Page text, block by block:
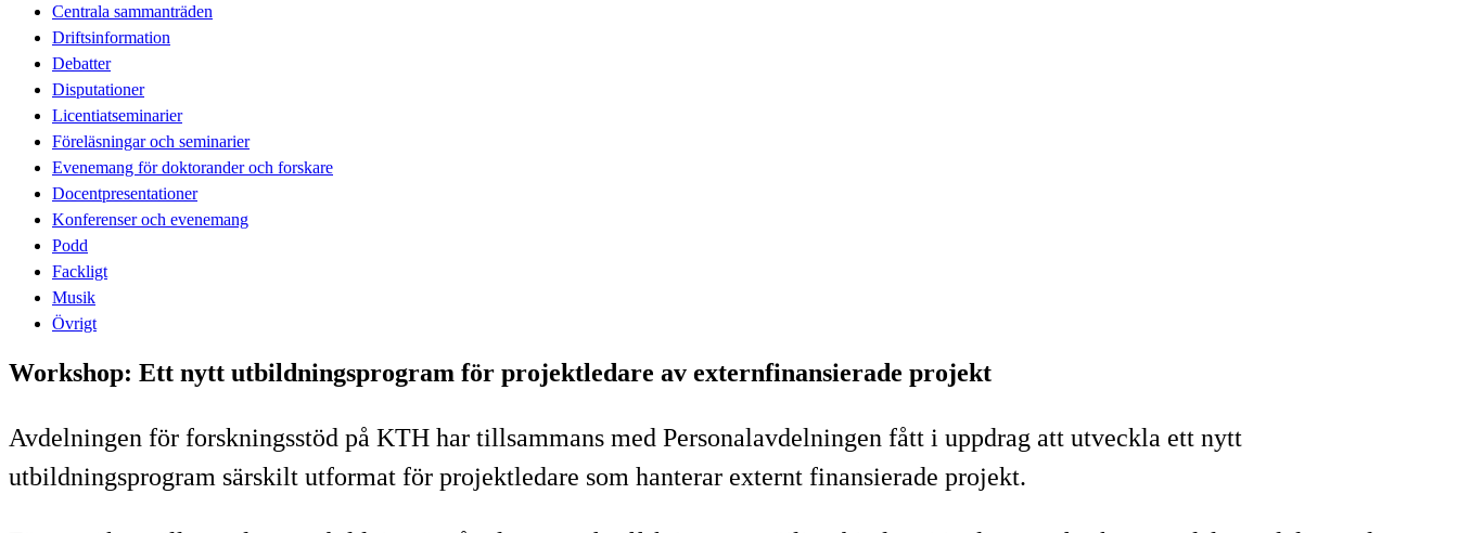
Centrala sammanträden
Driftsinformation
Debatter
Disputationer
Licentiatseminarier
Föreläsningar och seminarier
Evenemang för doktorander och forskare
Docentpresentationer
Konferenser och evenemang
Podd
Fackligt
Musik
Övrigt
Workshop: Ett nytt utbildningsprogram för projektledare av externfinansierade projekt
Avdelningen för forskningsstöd på KTH har tillsammans med Personalavdelningen fått i uppdrag att utveckla ett nytt
utbildningsprogram särskilt utformat för projektledare som hanterar externt finansierade projekt.